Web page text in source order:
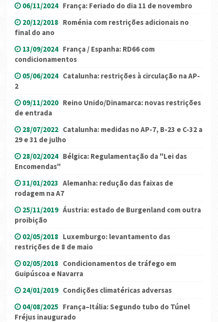
06/11/2024 França: Feriado do dia 11 de novembro
20/12/2018 Roménia com restrições adicionais no
final do ano
13/09/2024 França / Espanha: RD66 com
condicionamentos
05/06/2024 Catalunha: restrições à circulação na AP-
2
09/11/2020 Reino Unido/Dinamarca: novas restrições
de entrada
28/07/2022 Catalunha: medidas no AP-7, B-23 e C-32 a
29 e 31 de julho
28/02/2024 Bélgica: Regulamentação da "Lei das
Encomendas"
31/01/2023 Alemanha: redução das faixas de
rodagem na A7
25/11/2019 Áustria: estado de Burgenland com outra
proibição
02/05/2018 Luxemburgo: levantamento das
restrições de 8 de maio
02/05/2018 Condicionamentos de tráfego em
Guipúscoa e Navarra
24/01/2019 Condições climatéricas adversas
04/08/2025 França–Itália: Segundo tubo do Túnel
Fréjus inaugurado